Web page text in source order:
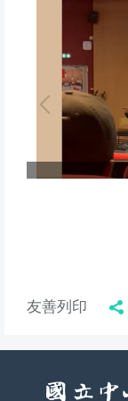
友善列印